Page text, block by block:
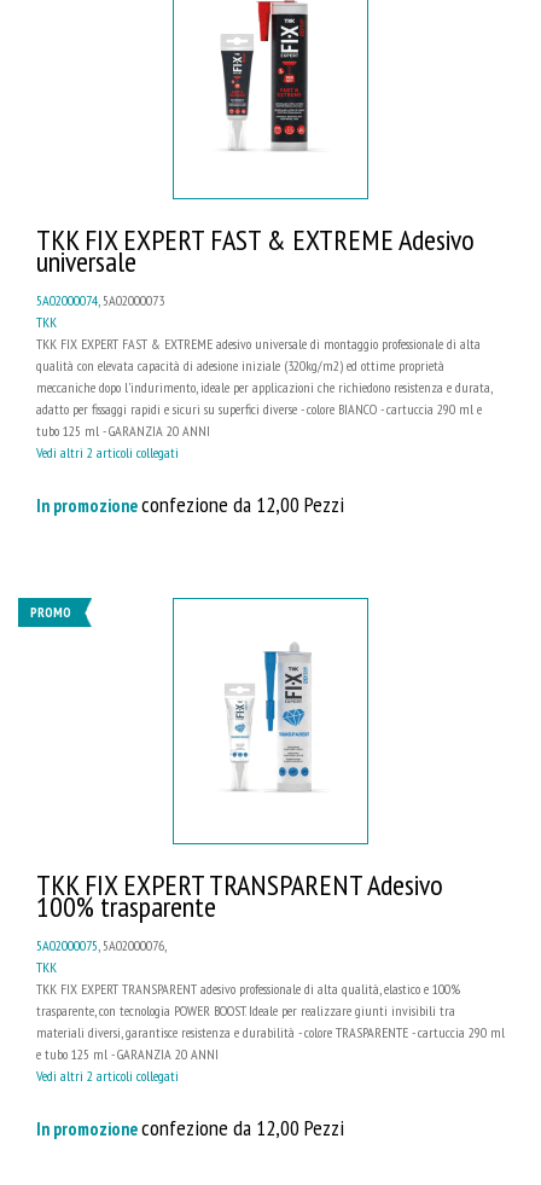
TKK FIX EXPERT FAST & EXTREME Adesivo
universale
5A02000074 , 5A02000073
TKK
TKK FIX EXPERT FAST & EXTREME adesivo universale di montaggio professionale di alta
qualità con elevata capacità di adesione iniziale (320kg/m2) ed ottime proprietà
meccaniche dopo l'indurimento, ideale per applicazioni che richiedono resistenza e durata,
adatto per fissaggi rapidi e sicuri su superfici diverse - colore BIANCO - cartuccia 290 ml e
tubo 125 ml - GARANZIA 20 ANNI
Vedi altri 2 articoli collegati
In promozioneconfezione da 12,00 Pezzi
PROMO
TKK FIX EXPERT TRANSPARENT Adesivo
100% trasparente
5A02000075, 5A02000076,
TKK
TKK FIX EXPERT TRANSPARENT adesivo professionale di alta qualità, elastico e 100%
trasparente, con tecnologia POWER BOOST. Ideale per realizzare giunti invisibili tra
materiali diversi, garantisce resistenza e durabilità - colore TRASPARENTE - cartuccia 290 ml
e tubo 125 ml - GARANZIA 20 ANNI
Vedi altri 2 articoli collegati
In promozioneconfezione da 12,00 Pezzi